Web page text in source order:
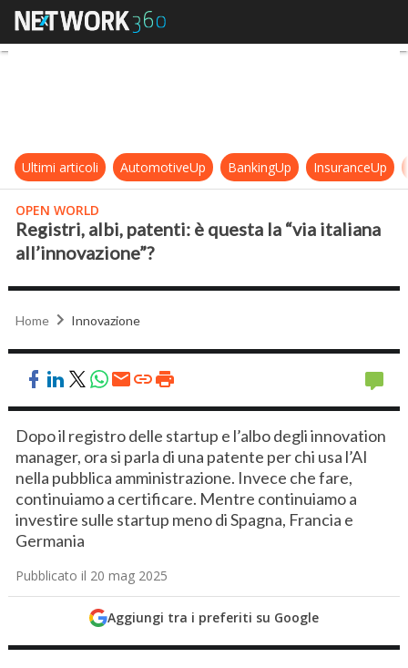
Registri, albi, patenti: è questa la
Ultimi articoli AutomotiveUp BankingUp InsuranceUp
OPEN WORLD
Registri, albi, patenti: è questa la “via italiana
all’innovazione”?
Home Innovazione
Dopo il registro delle startup e l’albo degli innovation
manager, ora si parla di una patente per chi usa l’AI
nella pubblica amministrazione. Invece che fare,
continuiamo a certificare. Mentre continuiamo a
investire sulle startup meno di Spagna, Francia e
Germania
Pubblicato il 20 mag 2025
Aggiungi tra i preferiti su Google